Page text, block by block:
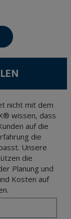
established
with the utmost
for the General
sole responsibility.
Regulation
nicht mit dem
wissen, dass
auf die
die
Unsere
die
Planung und
Kosten auf